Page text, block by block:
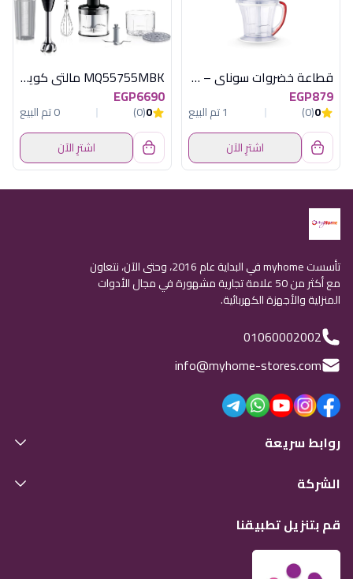
قطاعة خضروات سوناي – ديلوكس – 700 وات، 750 مللي، 2 شفرة قابلة للفك MAR-2074
EGP879
0
(0)
1 تم البيع
اشترِ الآن
MQ55755MBK مالتى كويك 1000وات اسود براون
EGP6690
0
(0)
0 تم البيع
اشترِ الآن
تأسست myhome في البداية عام 2016، وحتى الآن، نتعاون
مع أكثر من 50 علامة تجارية مشهورة في مجال الأدوات
المنزلية والأجهزة الكهربائية.
01060002002
info@myhome-stores.com
روابط سريعة
الشركة
قم بتنزيل تطبيقنا